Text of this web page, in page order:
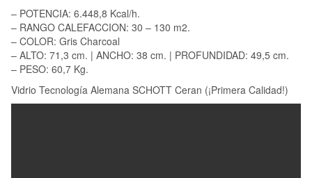
– POTENCIA: 6.448,8 Kcal/h.
– RANGO CALEFACCION: 30 – 130 m2.
– COLOR: Gris Charcoal
– ALTO: 71,3 cm. | ANCHO: 38 cm. | PROFUNDIDAD: 49,5 cm.
– PESO: 60,7 Kg.
Vidrio Tecnología Alemana SCHOTT Ceran (¡Primera Calidad!)